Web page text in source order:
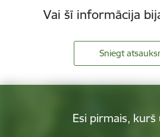
Vai šī informācija
Sniegt
Esi pirmais, kurš